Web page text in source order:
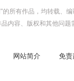
的所有作品，均转载、
内容、版权和其他问
网站简介 免责